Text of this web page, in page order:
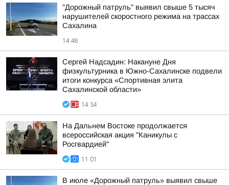
"Дорожный патруль" выявил свыше 5 тысяч
нарушителей скоростного режима на трассах
Сахалина
14:48
Сергей Надсадин: Накануне Дня
физкультурника в Южно-Сахалинске подвели
итоги конкурса «Спортивная элита
Сахалинской области»
14:34
На Дальнем Востоке продолжается
всероссийская акция "Каникулы с
Росгвардией"
11:01
В июле «Дорожный патруль» выявил свыше